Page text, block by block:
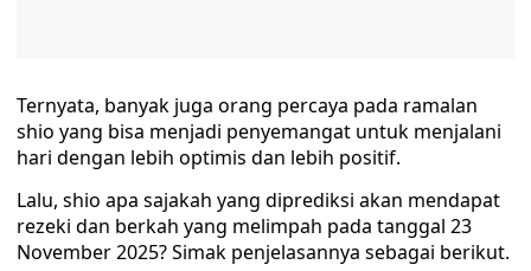
Ternyata, banyak juga orang percaya pada ramalan
shio yang bisa menjadi penyemangat untuk menjalani
hari dengan lebih optimis dan lebih positif.
Lalu, shio apa sajakah yang diprediksi akan mendapat
rezeki dan berkah yang melimpah pada tanggal 23
November 2025? Simak penjelasannya sebagai berikut.